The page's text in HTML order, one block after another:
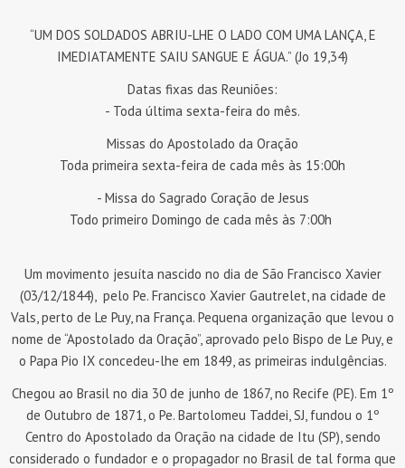
“UM DOS SOLDADOS ABRIU-LHE O LADO COM UMA LANÇA, E
IMEDIATAMENTE SAIU SANGUE E ÁGUA.” (Jo 19,34)
Datas fixas das Reuniões:
- Toda última sexta-feira do mês.
Missas do Apostolado da Oração
Toda primeira sexta-feira de cada mês às 15:00h
- Missa do Sagrado Coração de Jesus
Todo primeiro Domingo de cada mês às 7:00h
Um movimento jesuíta nascido no dia de São Francisco Xavier
(03/12/1844), pelo Pe. Francisco Xavier Gautrelet, na cidade de
Vals, perto de Le Puy, na França. Pequena organização que levou o
nome de “Apostolado da Oração”, aprovado pelo Bispo de Le Puy, e
o Papa Pio IX concedeu-lhe em 1849, as primeiras indulgências.
Chegou ao Brasil no dia 30 de junho de 1867, no Recife (PE). Em 1º
de Outubro de 1871, o Pe. Bartolomeu Taddei, SJ, fundou o 1º
Centro do Apostolado da Oração na cidade de Itu (SP), sendo
considerado o fundador e o propagador no Brasil de tal forma que